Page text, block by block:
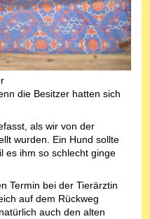
die Besitzer hatten sich
als wir von der
wurden. Ein Hund sollte
es ihm so schlecht ginge
Termin bei der Tierärztin
auf dem Rückweg
auch den alten